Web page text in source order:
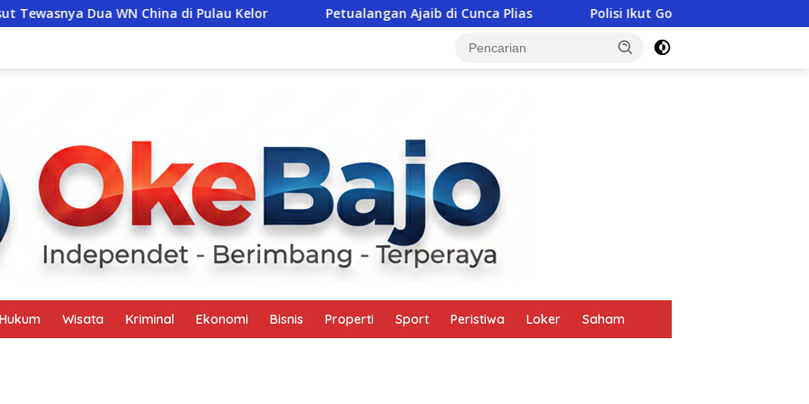
di Pulau Kelor Petualangan Ajaib di Cunca Plias Polisi Ikut Gotong Patung Bunda Maria Saat Prosesi
Hukum Wisata Kriminal Ekonomi Bisnis Properti Sport Peristiwa Loker Saham